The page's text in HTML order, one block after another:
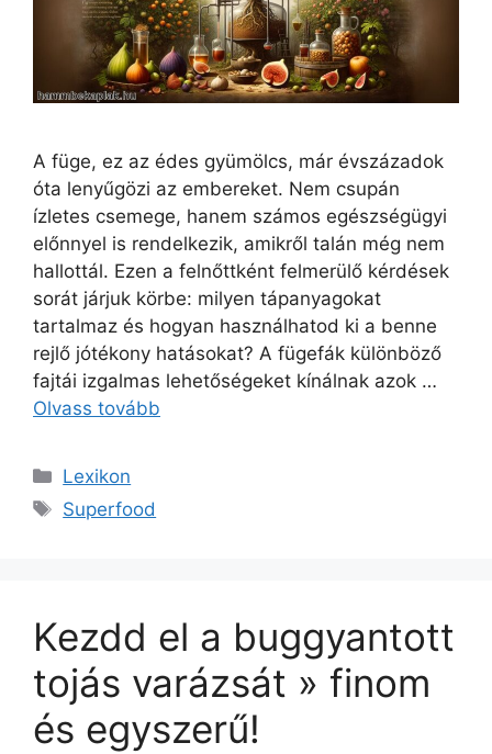
A füge, ez az édes gyümölcs, már évszázadok
óta lenyűgözi az embereket. Nem csupán
ízletes csemege, hanem számos egészségügyi
előnnyel is rendelkezik, amikről talán még nem
hallottál. Ezen a felnőttként felmerülő kérdések
sorát járjuk körbe: milyen tápanyagokat
tartalmaz és hogyan használhatod ki a benne
rejlő jótékony hatásokat? A fügefák különböző
fajtái izgalmas lehetőségeket kínálnak azok …
Olvass tovább
Kategória
Lexikon
Címkék
Superfood
Kezdd el a buggyantott
tojás varázsát » finom
és egyszerű!